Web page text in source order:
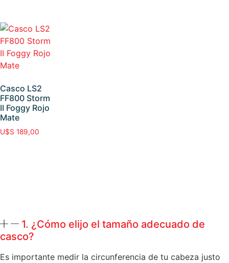
Casco LS2
FF800 Storm
II Foggy Rojo
Mate
U$S 189,00
1. ¿Cómo elijo el tamaño adecuado de
casco?
Es importante medir la circunferencia de tu cabeza justo